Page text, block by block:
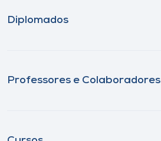
Diplomados
Professores e Colaboradores